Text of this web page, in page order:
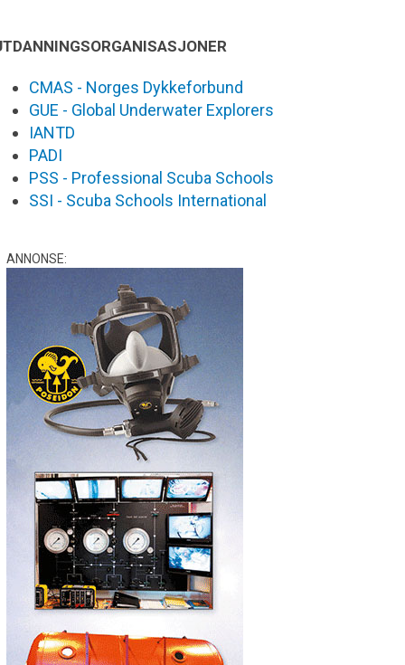
CMAS - Norges Dykkeforbund
GUE - Global Underwater Explorers
IANTD
PADI
PSS - Professional Scuba Schools
SSI - Scuba Schools International
ANNONSE: